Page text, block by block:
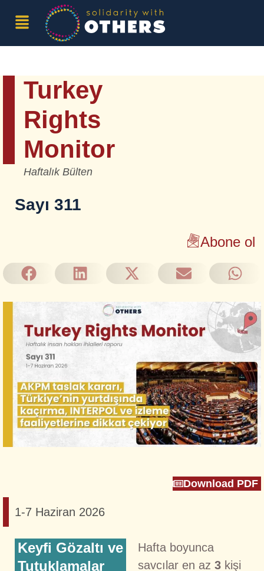
Turkey
Rights
Monitor
Haftalık Bülten
Sayı 311
Abone ol
Download PDF
1-7 Haziran 2026
Keyfi Gözaltı ve
Tutuklamalar
Hafta boyunca
savcılar en az 3 kişi